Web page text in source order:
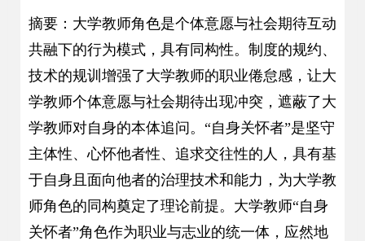
摘要：大学教师角色是个体意愿与社会期待互动
共融下的行为模式，具有同构性。制度的规约、
技术的规训增强了大学教师的职业倦怠感，让大
学教师个体意愿与社会期待出现冲突，遮蔽了大
学教师对自身的本体追问。“自身关怀者”是坚守
主体性、心怀他者性、追求交往性的人，具有基
于自身且面向他者的治理技术和能力，为大学教
师角色的同构奠定了理论前提。大学教师“自身
关怀者”角色作为职业与志业的统一体，应然地